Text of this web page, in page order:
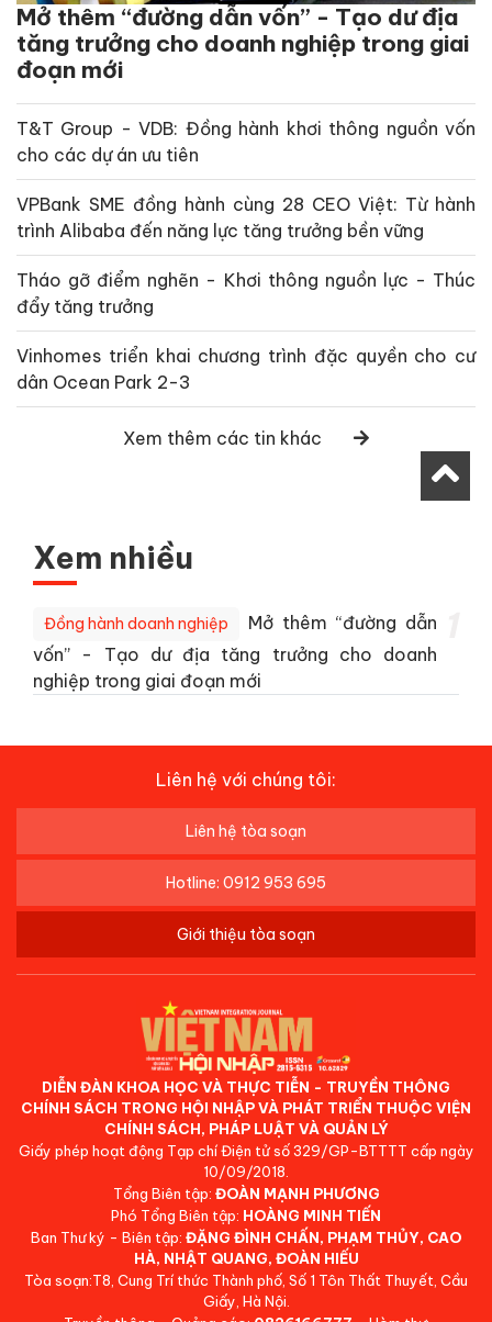
Mở thêm “đường dẫn vốn” - Tạo dư địa
tăng trưởng cho doanh nghiệp trong giai
đoạn mới
T&T Group - VDB: Đồng hành khơi thông nguồn vốn
cho các dự án ưu tiên
VPBank SME đồng hành cùng 28 CEO Việt: Từ hành
trình Alibaba đến năng lực tăng trưởng bền vững
Tháo gỡ điểm nghẽn - Khơi thông nguồn lực - Thúc
đẩy tăng trưởng
Vinhomes triển khai chương trình đặc quyền cho cư
dân Ocean Park 2-3
Xem thêm các tin khác
Xem nhiều
Đồng hành doanh nghiệp
Mở thêm “đường dẫn
vốn” - Tạo dư địa tăng trưởng cho doanh
nghiệp trong giai đoạn mới
Liên hệ với chúng tôi:
Liên hệ tòa soạn
Hotline: 0912 953 695
Giới thiệu tòa soạn
DIỄN ĐÀN KHOA HỌC VÀ THỰC TIỄN - TRUYỀN THÔNG
CHÍNH SÁCH TRONG HỘI NHẬP VÀ PHÁT TRIỂN THUỘC VIỆN
CHÍNH SÁCH, PHÁP LUẬT VÀ QUẢN LÝ
Giấy phép hoạt động Tạp chí Điện tử số 329/GP-BTTTT cấp ngày
10/09/2018.
Tổng Biên tập: ĐOÀN MẠNH PHƯƠNG
Phó Tổng Biên tập: HOÀNG MINH TIẾN
Ban Thư ký - Biên tập: ĐẶNG ĐÌNH CHẤN, PHẠM THỦY, CAO
HÀ, NHẬT QUANG, ĐOÀN HIẾU
Tòa soạn:T8, Cung Trí thức Thành phố, Số 1 Tôn Thất Thuyết, Cầu
Giấy, Hà Nội.